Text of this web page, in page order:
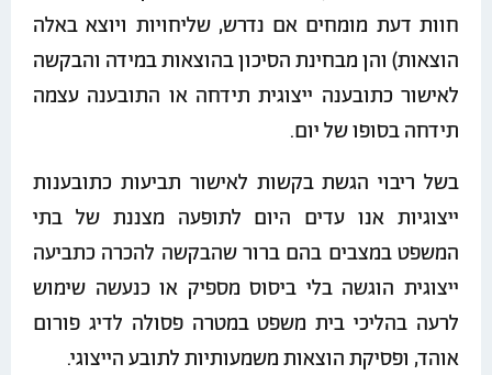
חוות דעת מומחים אם נדרש, שליחויות ויוצא באלה
הוצאות) והן מבחינת הסיכון בהוצאות במידה והבקשה
לאישור כתובענה ייצוגית תידחה או התובענה עצמה
תידחה בסופו של יום.
בשל ריבוי הגשת בקשות לאישור תביעות כתובענות
ייצוגיות אנו עדים היום לתופעה מצננת של בתי
המשפט במצבים בהם ברור שהבקשה להכרה כתביעה
ייצוגית הוגשה בלי ביסוס מספיק או כנעשה שימוש
לרעה בהליכי בית משפט במטרה פסולה לדיג פורום
אוהד, ופסיקת הוצאות משמעותיות לתובע הייצוגי.